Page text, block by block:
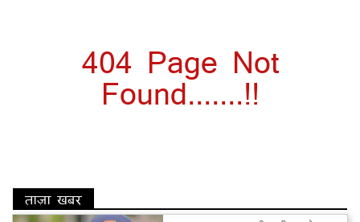
404 Page Not
Found.......!!
ताज़ा खबर